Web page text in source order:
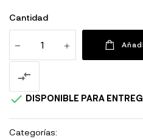
Cantidad

 DISPONIBLE PARA
Categorías: